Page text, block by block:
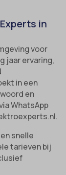
in
voor
jaar ervaring,
in een
en
WhatsApp
snelle
tarieven bij